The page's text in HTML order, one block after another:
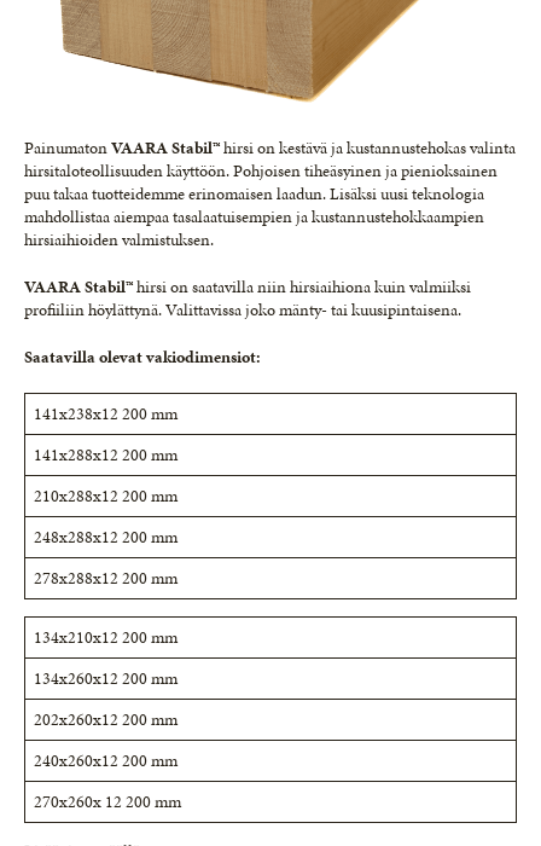
PainumatonVAARA Stabil™ hirsi on kestävä ja kustannustehokas valinta
hirsitaloteollisuuden käyttöön. Pohjoisen tiheäsyinen ja pienioksainen
puu takaa tuotteidemme erinomaisen laadun. Lisäksi uusi teknologia
mahdollistaa aiempaa tasalaatuisempien ja kustannustehokkaampien
hirsiaihioiden valmistuksen.
VAARA Stabil™ hirsi on saatavilla niin hirsiaihiona kuin valmiiksi
profiiliin höylättynä. Valittavissa joko mänty- tai kuusipintaisena.
Saatavilla olevat vakiodimensiot:
141x238x12 200 mm
141x288x12 200 mm
210x288x12 200 mm
248x288x12 200 mm
278x288x12 200 mm
134x210x12 200 mm
134x260x12 200 mm
202x260x12 200 mm
240x260x12 200 mm
270x260x 12 200 mm